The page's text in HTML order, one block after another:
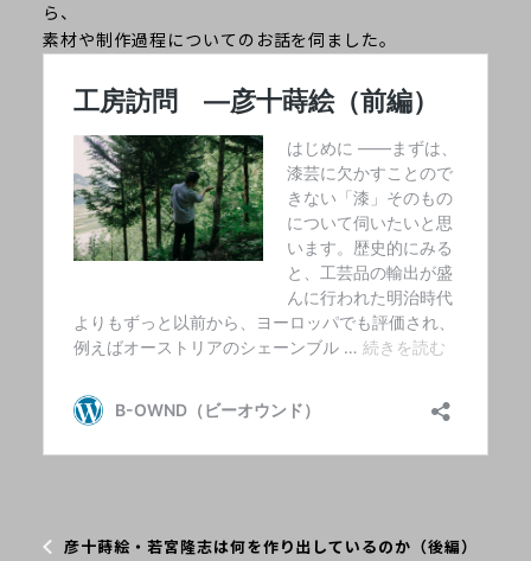
ら、
素材や制作過程についてのお話を伺ました。
彦十蒔絵・若宮隆志は何を作り出しているのか（後編）